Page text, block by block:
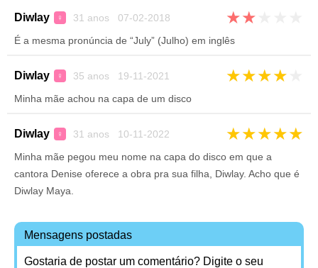
Diwlay ♀ 31 anos 07-02-2018 ★★
É a mesma pronúncia de “July” (Julho) em inglês
Diwlay ♀ 35 anos 19-11-2021 ★★★★
Minha mãe achou na capa de um disco
Diwlay ♀ 31 anos 10-11-2022 ★★★★★
Minha mãe pegou meu nome na capa do disco em que a
cantora Denise oferece a obra pra sua filha, Diwlay. Acho que é
Diwlay Maya.
Mensagens postadas
Gostaria de postar um comentário? Digite o seu